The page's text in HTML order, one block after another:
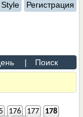
Регистрация
| Поиск
176 177
178